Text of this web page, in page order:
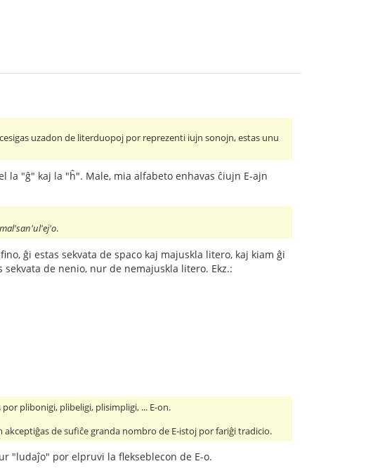
uzadon de literduopoj por reprezenti iujn sonojn, estas unu
la "ĝ" kaj la "ĥ". Male, mia alfabeto enhavas ĉiujn E-ajn
mal'san'ul'ej'o.
ĝi estas sekvata de spaco kaj majuskla litero, kaj kiam ĝi
de nenio, nur de nemajuskla litero. Ekz.:
plibonigi, plibeligi, plisimpligi, ... E-on.
de sufiĉe granda nombro de E-istoj por fariĝi tradicio.
"ludaĵo" por elpruvi la flekseblecon de E-o.